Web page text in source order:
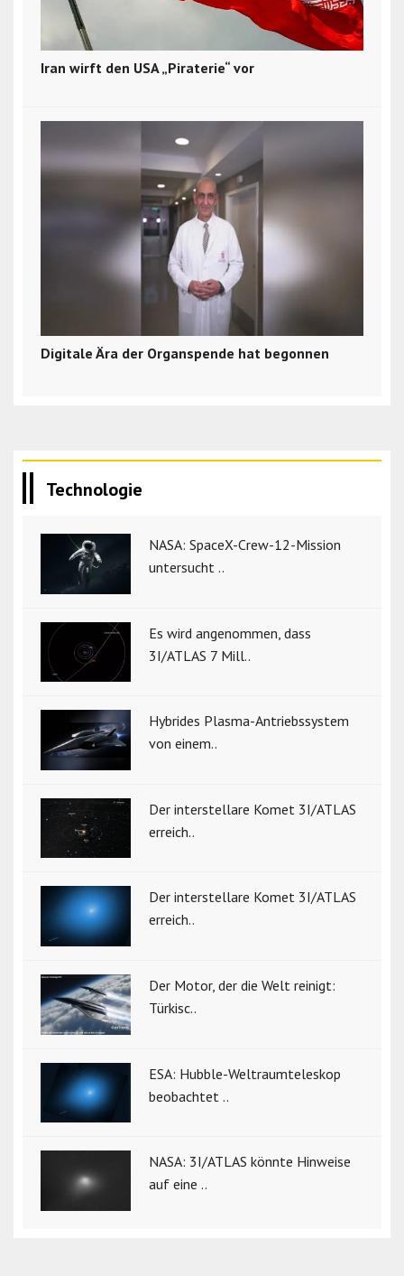
Iran wirft den USA „Piraterie“ vor
Digitale Ära der Organspende hat begonnen
Technologie
NASA: SpaceX-Crew-12-Mission
untersucht ..
Es wird angenommen, dass
3I/ATLAS 7 Mill..
Hybrides Plasma-Antriebssystem
von einem..
Der interstellare Komet 3I/ATLAS
erreich..
Der interstellare Komet 3I/ATLAS
erreich..
Der Motor, der die Welt reinigt:
Türkisc..
ESA: Hubble-Weltraumteleskop
beobachtet ..
NASA: 3I/ATLAS könnte Hinweise
auf eine ..